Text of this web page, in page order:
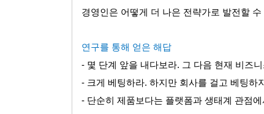
경영인은 어떻게 더 나은 전략가로 발전할 수
연구를 통해 얻은 해답
- 몇 단계 앞을 내다보라. 그 다음 현재 비즈
- 크게 베팅하라. 하지만 회사를 걸고 베팅하
- 단순히 제품보다는 플랫폼과 생태계 관점